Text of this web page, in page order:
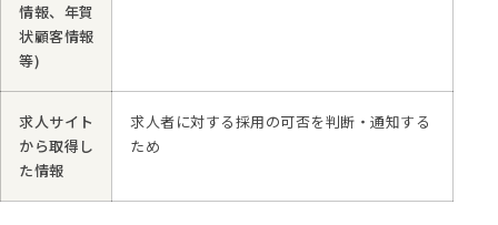
情報、年賀
状顧客情報
等)
求人サイト
から取得し
た情報
求人者に対する採用の可否を判断・通知する
ため